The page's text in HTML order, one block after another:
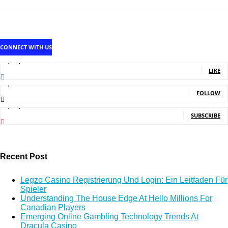
CONNECT WITH US
LIKE
FOLLOW
SUBSCRIBE
Recent Post
Legzo Casino Registrierung Und Login: Ein Leitfaden Für
Spieler
Understanding The House Edge At Hello Millions For
Canadian Players
Emerging Online Gambling Technology Trends At
Dracula Casino